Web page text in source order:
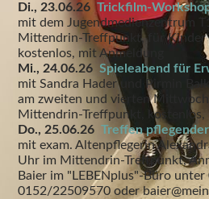
Di., 23.06.26Trickfilm-
mit dem Jugendmedienzentrum
Mittendrin-Treffpunkt, für Kinder
kostenlos, mit Anmeldung
Mi., 24.06.26Spieleabend für
mit Sandra Hader und Pirmin
am zweiten und vierten
Mittendrin-Treffpunkt, kostenlos,
Do., 25.06.26Treffen
mit exam. Altenpflegerin
Uhr im Mittendrin-Treffpunkt,
Baier im "LEBENplus"-Büro
0152/22509570 oder